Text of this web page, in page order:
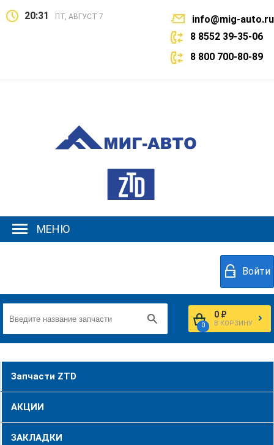
20:31 ПТ, АВГУСТ 7
info@mig-auto.ru
8 8552 39-35-06
8 800 700-80-89
МЕНЮ
Войти
0
0 ₽
В КОРЗИНУ
Запчасти ZTD
АКЦИИ
ЗАКЛАДКИ